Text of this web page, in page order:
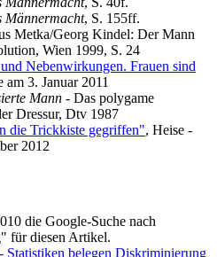
Männermacht, S. 155ff.
Metka/Georg Kindel: Der Mann
Wien 1999, S. 24
Nebenwirkungen. Frauen sind
am 3. Januar 2011
Mann - Das polygame
Dressur, Dtv 1987
die Trickkiste gegriffen", Heise -
2012
die Google-Suche nach
für diesen Artikel.
Statistiken belegen Diskriminierung